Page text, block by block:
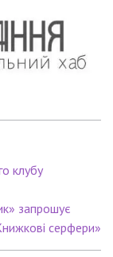
клубу
запрошує
серфери»